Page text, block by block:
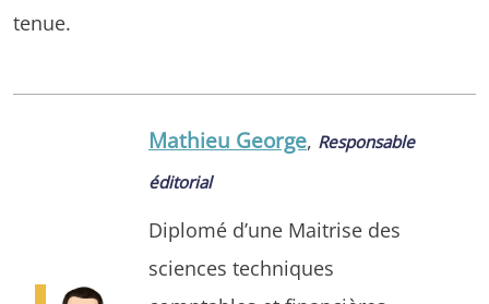
tenue.
Mathieu George, Responsable
éditorial
Diplomé d’une Maitrise des
sciences techniques